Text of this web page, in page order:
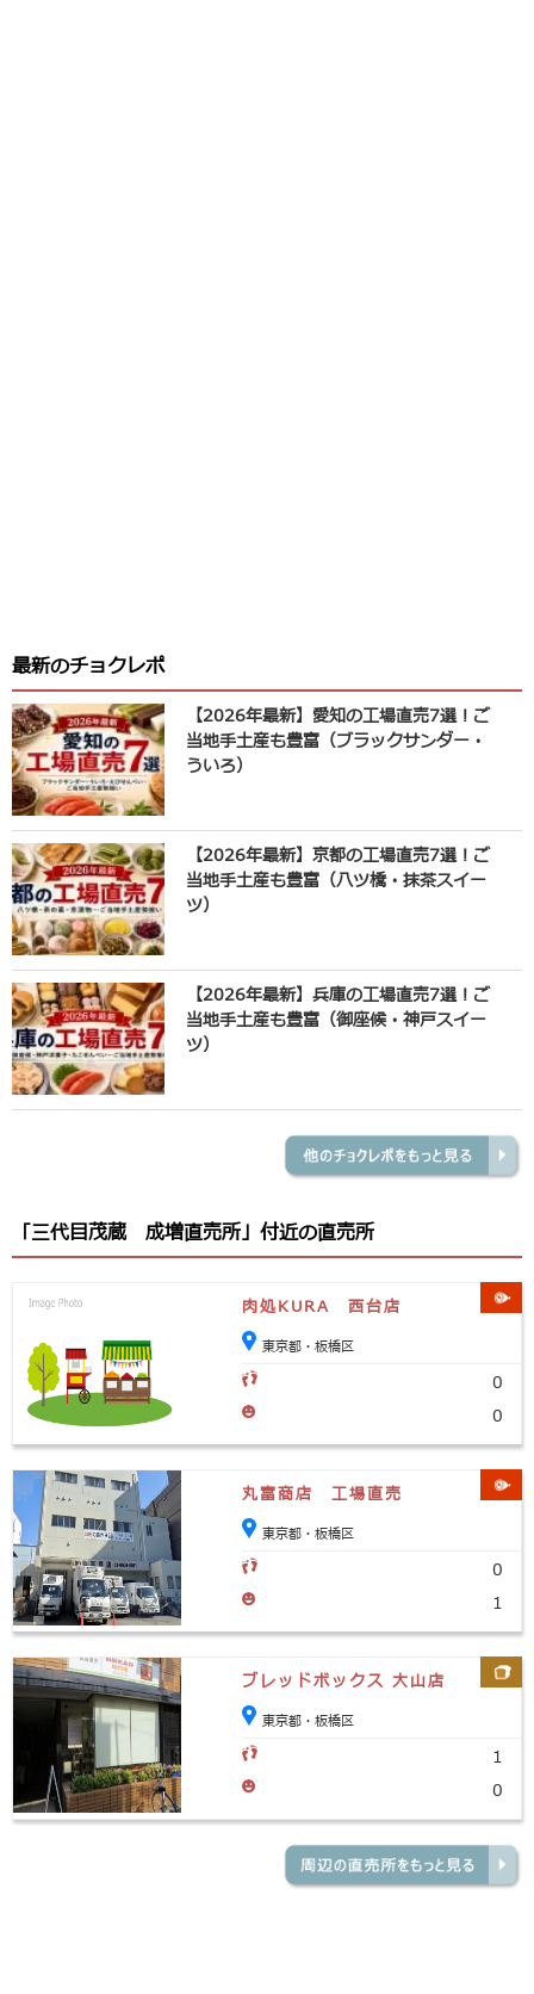
最新のチョクレポ
【2026年最新】愛知の工場直売7選！ご
当地手土産も豊富（ブラックサンダー・
ういろ）
【2026年最新】京都の工場直売7選！ご
当地手土産も豊富（八ツ橋・抹茶スイー
ツ）
【2026年最新】兵庫の工場直売7選！ご
当地手土産も豊富（御座候・神戸スイー
ツ）
「三代目茂蔵 成増直売所」付近の直売所
肉処KURA 西台店
東京都・板橋区
0
0
丸富商店 工場直売
東京都・板橋区
0
1
ブレッドボックス 大山店
東京都・板橋区
1
0